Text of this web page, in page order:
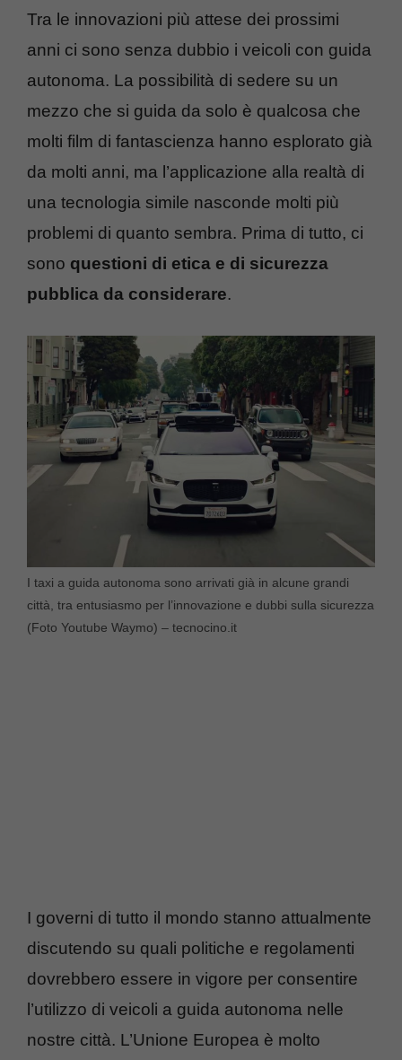
Tra le innovazioni più attese dei prossimi
anni ci sono senza dubbio i veicoli con guida
autonoma. La possibilità di sedere su un
mezzo che si guida da solo è qualcosa che
molti film di fantascienza hanno esplorato già
da molti anni, ma l’applicazione alla realtà di
una tecnologia simile nasconde molti più
problemi di quanto sembra. Prima di tutto, ci
sono questioni di etica e di sicurezza
pubblica da considerare.
I taxi a guida autonoma sono arrivati già in alcune grandi
città, tra entusiasmo per l’innovazione e dubbi sulla sicurezza
(Foto Youtube Waymo) – tecnocino.it
I governi di tutto il mondo stanno attualmente
discutendo su quali politiche e regolamenti
dovrebbero essere in vigore per consentire
l’utilizzo di veicoli a guida autonoma nelle
nostre città. L’Unione Europea è molto